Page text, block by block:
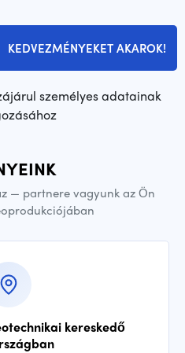
KEDVEZMÉNYEKET AKAROK!
személyes adatainak
— partnere vagyunk az Ön
kereskedő